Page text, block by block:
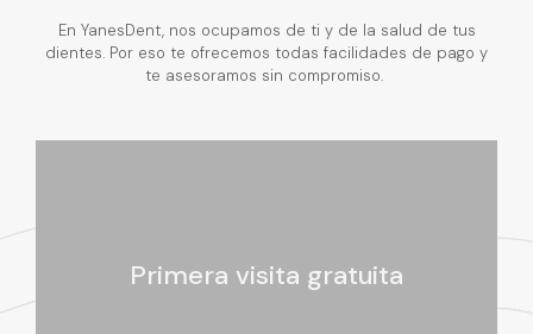
En YanesDent, nos ocupamos de ti y de la salud de tus
dientes. Por eso te ofrecemos todas facilidades de pago y
te asesoramos sin compromiso.
Primera visita gratuita